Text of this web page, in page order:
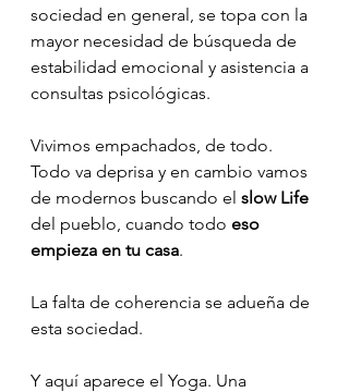
sociedad en general, se topa con la
mayor necesidad de búsqueda de
estabilidad emocional y asistencia a
consultas psicológicas.
Vivimos empachados, de todo.
Todo va deprisa y en cambio vamos
de modernos buscando el slow Life
del pueblo, cuando todo eso
empieza en tu casa.
La falta de coherencia se adueña de
esta sociedad.
Y aquí aparece el Yoga. Una